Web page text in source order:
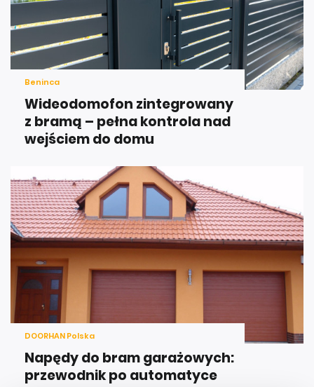
Beninca
Wideodomofon zintegrowany
z bramą – pełna kontrola nad
wejściem do domu
DOORHAN Polska
Napędy do bram garażowych:
przewodnik po automatyce